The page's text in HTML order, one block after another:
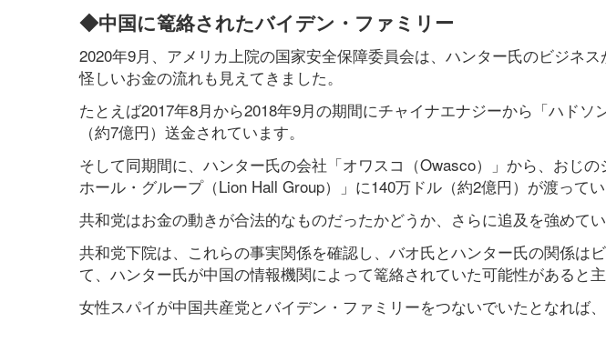
◆中国に篭絡されたバイデン・ファミリー
2020年9月、アメリカ上院の国家安全保障委員会は、ハンター氏のビジネス
怪しいお金の流れも見えてきました。
たとえば2017年8月から2018年9月の期間にチャイナエナジーから「ハド
（約7億円）送金されています。
そして同期間に、ハンター氏の会社「オワスコ（Owasco）」から、おじの
ホール・グループ（Lion Hall Group）」に140万ドル（約2億円）が渡ってい
共和党はお金の動きが合法的なものだったかどうか、さらに追及を強めてい
共和党下院は、これらの事実関係を確認し、バオ氏とハンター氏の関係は
て、ハンター氏が中国の情報機関によって篭絡されていた可能性があると主
女性スパイが中国共産党とバイデン・ファミリーをつないでいたとなれば